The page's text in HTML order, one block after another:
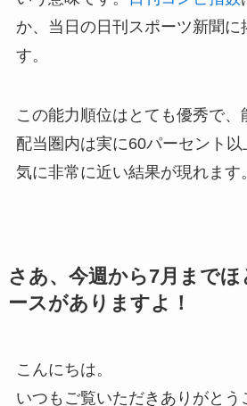
か、当日の日刊スポーツ新聞に
す。
この能力順位はとても優秀で
配当圏内は実に60パーセント
気に非常に近い結果が現れます。
さあ、今週から7月まで
ースがありますよ！
こんにちは。
いつもご覧いただきありがとう